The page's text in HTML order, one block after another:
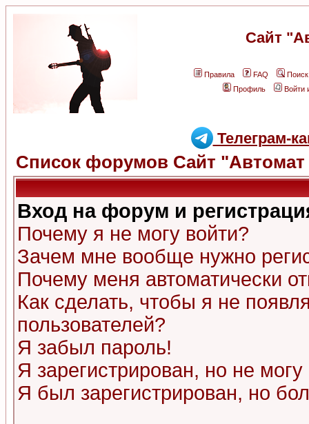
Сайт
Правила FAQ
Поиск
Профиль
Войти
Телеграм-
Список форумов Сайт "Автомат
Вход на форум и
Почему я не могу войти?
Зачем мне вообще нужно
Почему меня автоматически
Как сделать, чтобы я не
пользователей?
Я забыл пароль!
Я зарегистрирован, но не могу
Я был зарегистрирован, но